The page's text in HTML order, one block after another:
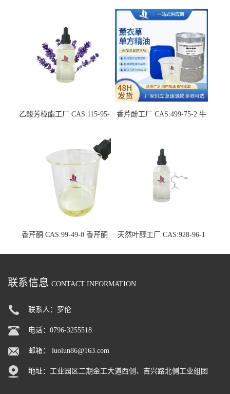
乙酸芳樟酯工厂 CAS:115-95-
香芹酚工厂 CAS:499-75-2 牛
香芹酮 CAS:99-49-0 香芹酮
天然叶醇工厂 CAS:928-96-1
联系信息 CONTACT INFORMATION
联系人：罗伦
电话：0796-3255518
邮箱： luolun86@163.com
地址：工业园区二期金工大道西侧、吉兴路北侧工业组团